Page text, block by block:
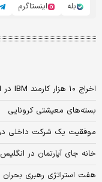
بله
اینستاگرم
اخراج ۱۰ هزار کارمند IBM در اروپا
بسته‌های معیشتی کرونایی
موفقیت یک شرکت داخلی
خانه جای آپارتمان در انگلیس
هفت استراتژی رهبری بحران